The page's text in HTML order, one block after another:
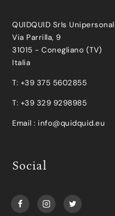
QUIDQUID Srls
Via Parrilla, 9
31015 - Conegliano (TV)
Italia
T: +39 375 5602855
T: +39 329 9298985
Email : info@quidquid.eu
Social